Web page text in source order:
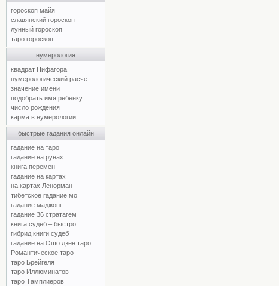
гороскоп майя
славянский гороскоп
лунный гороскоп
таро гороскоп
нумерология
квадрат Пифагора
нумерологический расчет
значение имени
подобрать имя ребенку
число рождения
карма в нумерологии
быстрые гадания онлайн
гадание на таро
гадание на рунах
книга перемен
гадание на картах
на картах Ленорман
тибетское гадание мо
гадание маджонг
гадание 36 стратагем
книга судеб – быстро
гибрид книги судеб
гадание на Ошо дзен таро
Романтическое таро
таро Брейгеля
таро Иллюминатов
таро Тамплиеров